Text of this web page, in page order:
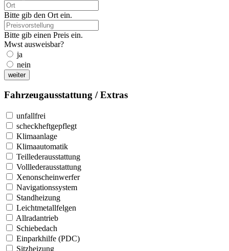
Bitte gib den Ort ein.
Bitte gib einen Preis ein.
Mwst ausweisbar?
ja
nein
weiter
Fahrzeugausstattung / Extras
unfallfrei
scheckheftgepflegt
Klimaanlage
Klimaautomatik
Teillederausstattung
Volllederausstattung
Xenonscheinwerfer
Navigationssystem
Standheizung
Leichtmetallfelgen
Allradantrieb
Schiebedach
Einparkhilfe (PDC)
Sitzheizung